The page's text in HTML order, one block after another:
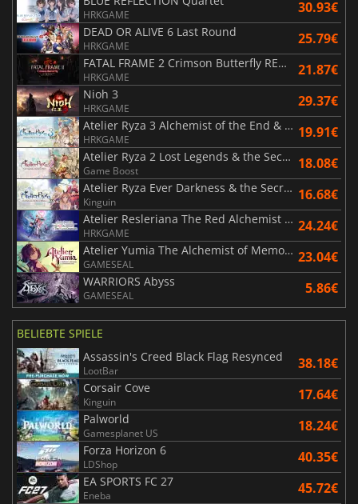
HRKGAME 30.93€
DEAD OR ALIVE 6 Last Round
HRKGAME 25.79€
FATAL FRAME 2 Crimson Butterfly REMAKE
HRKGAME 21.87€
Nioh 3
HRKGAME 29.37€
Atelier Ryza 3 Alchemist of the End & the Secret Key DX
HRKGAME 19.91€
Atelier Ryza 2 Lost Legends & the Secret Fairy DX
Game Boost 18.08€
Atelier Ryza Ever Darkness & the Secret Hideout DX
Kinguin 16.68€
Atelier Resleriana The Red Alchemist & the White Guardian
HRKGAME 24.24€
Atelier Yumia The Alchemist of Memories & the Envisioned Land
GAMESEAL 23.04€
WARRIORS Abyss
GAMESEAL 5.86€
BELIEBTE SPIELE
Assassin's Creed Black Flag Resynced
LootBar 38.18€
Corsair Cove
Kinguin 17.64€
Palworld
Gamesplanet US 18.24€
Forza Horizon 6
LDShop 40.35€
EA SPORTS FC 27
Eneba 45.72€